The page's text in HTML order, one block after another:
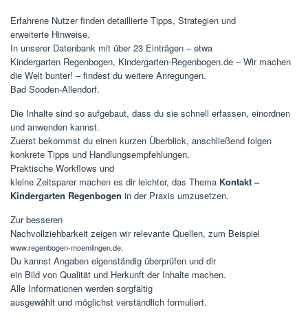
Erfahrene Nutzer finden detaillierte Tipps, Strategien und
erweiterte Hinweise.
In unserer Datenbank mit über 23 Einträgen – etwa
Kindergarten Regenbogen, Kindergarten-Regenbogen.de – Wir machen
die Welt bunter! – findest du weitere Anregungen.
Bad Sooden-Allendorf.
Die Inhalte sind so aufgebaut, dass du sie schnell erfassen, einordnen
und anwenden kannst.
Zuerst bekommst du einen kurzen Überblick, anschließend folgen
konkrete Tipps und Handlungsempfehlungen.
Praktische Workflows und
kleine Zeitsparer machen es dir leichter, das Thema Kontakt –
Kindergarten Regenbogen in der Praxis umzusetzen.
Zur besseren
Nachvollziehbarkeit zeigen wir relevante Quellen, zum Beispiel
www.regenbogen-moemlingen.de.
Du kannst Angaben eigenständig überprüfen und dir
ein Bild von Qualität und Herkunft der Inhalte machen.
Alle Informationen werden sorgfältig
ausgewählt und möglichst verständlich formuliert.